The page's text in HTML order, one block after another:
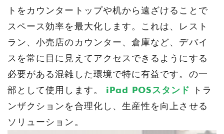
トをカウンタートップや机から遠ざけることで
スペース効率を最大化します。これは、レスト
ラン、小売店のカウンター、倉庫など、デバイ
スを常に目に見えてアクセスできるようにする
必要がある混雑した環境で特に有益です。の一
部として使用します。 iPad POSスタンド トラ
ンザクションを合理化し、生産性を向上させる
ソリューション。